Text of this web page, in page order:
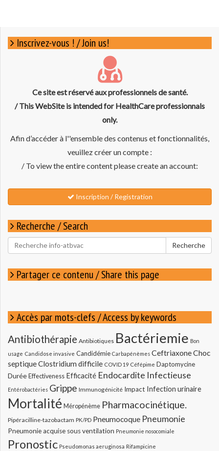
Inscrivez-vous ! / Join us!
Ce site est réservé aux professionnels de santé.
/ This WebSite is intended for HealthCare professionnals
only.
Afin d’accéder à l''ensemble des contenus et fonctionnalités,
veuillez créer un compte :
/ To view the entire content please create an account:
Inscription / Registration
Recherche / Search
Rechercher
pour
Recherche
Partager ce contenu / Share this page
Accès par mots-clefs / Access by keywords
Antibiothérapie Antibiotiques Bactériemie Bon
usage Candidose invasive Candidémie Carbapénèmes CeftriaxoneChoc
septiqueClostridium difficile COVID 19 Céfépime Daptomycine
Durée Effectiveness Efficacité Endocardite Infectieuse
Entérobactéries Grippe Immunogénicité Impact Infection urinaire
Mortalité Méropénème Pharmacocinétique.
Pipéracilline-tazobactam PK/PD Pneumocoque Pneumonie
Pneumonie acquise sous ventilation Pneumonie nosocomiale
Pronostic Pseudomonas aeruginosa Rifampicine